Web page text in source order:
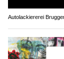
Autolackiererei